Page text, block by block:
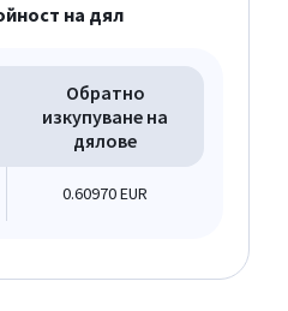
на дял
Обратно
изкупуване на
дялове
0.60970 EUR